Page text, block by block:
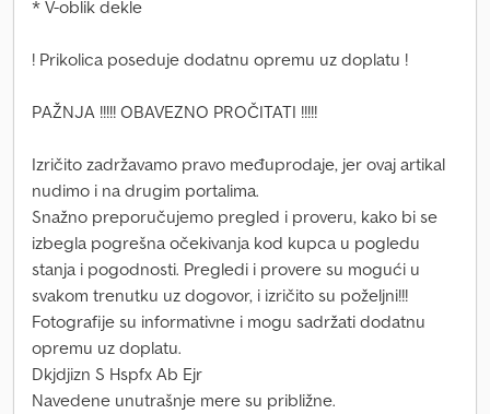
* V-oblik dekle
! Prikolica poseduje dodatnu opremu uz doplatu !
PAŽNJA !!!!! OBAVEZNO PROČITATI !!!!!
Izričito zadržavamo pravo međuprodaje, jer ovaj artikal
nudimo i na drugim portalima.
Snažno preporučujemo pregled i proveru, kako bi se
izbegla pogrešna očekivanja kod kupca u pogledu
stanja i pogodnosti. Pregledi i provere su mogući u
svakom trenutku uz dogovor, i izričito su poželjni!!!
Fotografije su informativne i mogu sadržati dodatnu
opremu uz doplatu.
Dkjdjizn S Hspfx Ab Ejr
Navedene unutrašnje mere su približne.